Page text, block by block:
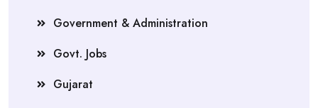
Government & Administration
Govt. Jobs
Gujarat